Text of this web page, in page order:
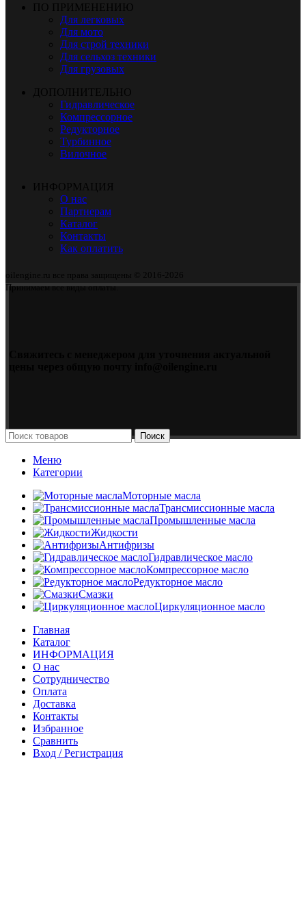
ПО ПРИМЕНЕНИЮ
Для легковых
Для мото
Для строй техники
Для сельхоз техники
Для грузовых
ДОПОЛНИТЕЛЬНО
Гидравлическое
Компрессорное
Редукторное
Турбинное
Вилочное
ИНФОРМАЦИЯ
О нас
Партнерам
Каталог
Контакты
Как оплатить
oilengine.ru все права защищены © 2016-2026
Принимаем все виды оплаты.
Поиск
Меню
Категории
Моторные масла
Трансмиссионные масла
Промышленные масла
Жидкости
Антифризы
Гидравлическое масло
Компрессорное масло
Редукторное масло
Смазки
Циркуляционное масло
Главная
Каталог
ИНФОРМАЦИЯ
О нас
Сотрудничество
Оплата
Доставка
Контакты
Избранное
Сравнить
Вход / Регистрация